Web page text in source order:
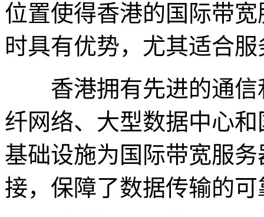
位置使得香港的国际带
时具有优势，尤其适合
香港拥有先进的通信
纤网络、大型数据中心
基础设施为国际带宽服
接，保障了数据传输的